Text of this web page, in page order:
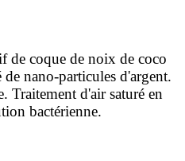
de coque de noix de coco
nano-particules d'argent.
Traitement d'air saturé en
bactérienne.